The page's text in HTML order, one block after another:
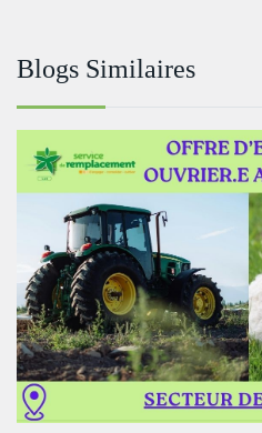
Blogs Similaires